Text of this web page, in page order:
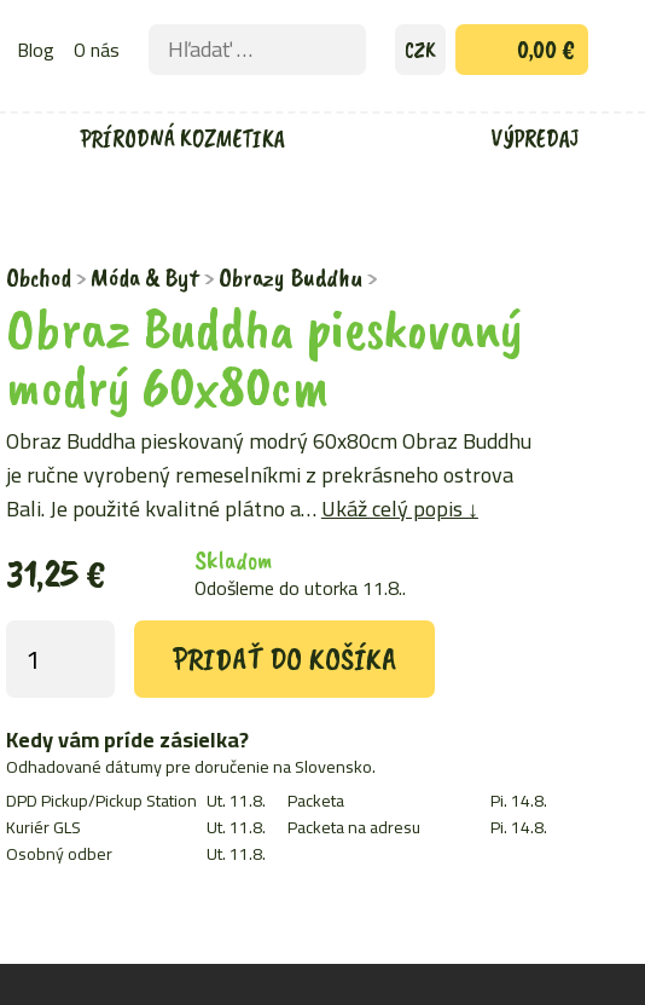
PRÍRODNÁ KOZMETIKA VÝPREDAJ
Blog O nás Hľadať:
ODOSLAŤCZK 0,00 €
Obchod Móda & Byt Obrazy Buddhu
Obraz Buddha pieskovaný
modrý 60x80cm
Obraz Buddha pieskovaný modrý 60x80cm Obraz Buddhu
je ručne vyrobený remeselníkmi z prekrásneho ostrova
Bali. Je použité kvalitné plátno a…Ukáž celý popis ↓
31,25€ Skladom
Odošleme do utorka 11.8..
množstvo
pieskovaný
modrý
60x80cm
PRIDAŤ DO KOŠÍKA
Kedy vám príde zásielka?
Odhadované dátumy pre doručenie na Slovensko.
DPD Pickup/Pickup Station Ut. 11.8.
Kuriér GLS
Ut. 11.8.
Osobný odber
Ut. 11.8.
Packeta
Pi. 14.8.
Packeta na adresu
Pi. 14.8.